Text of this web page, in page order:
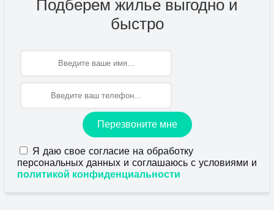
Подберем жилье выгодно и
быстро
Перезвоните мне
Я даю свое согласие на обработку
персональных данных и соглашаюсь с условиями и
политикой конфиденциальности